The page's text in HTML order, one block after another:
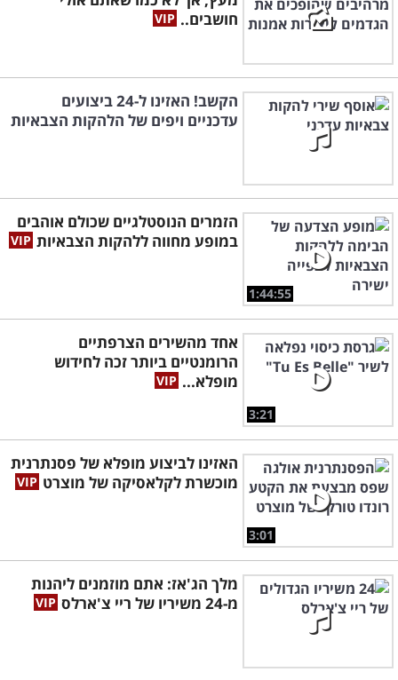
חושבים..
הקשב! האזינו ל-24 ביצועים
עדכניים ויפים של הלהקות הצבאיות
1:44:55
הזמרים הנוסטלגיים שכולם אוהבים
במופע מחווה ללהקות הצבאיות
3:21
אחד מהשירים הצרפתיים
הרומנטיים ביותר זכה לחידוש
מופלא...
3:01
האזינו לביצוע מופלא של פסנתרנית
מוכשרת לקלאסיקה של מוצרט
מלך הג'אז: אתם מוזמנים ליהנות
מ-24 משיריו של ריי צ'ארלס